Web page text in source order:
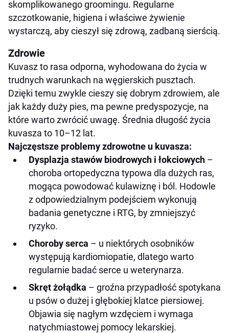
skomplikowanego groomingu. Regularne
szczotkowanie, higiena i właściwe żywienie
wystarczą, aby cieszył się zdrową, zadbaną sierścią.
Zdrowie
Kuvasz to rasa odporna, wyhodowana do życia w
trudnych warunkach na węgierskich pusztach.
Dzięki temu zwykle cieszy się dobrym zdrowiem, ale
jak każdy duży pies, ma pewne predyspozycje, na
które warto zwrócić uwagę. Średnia długość życia
kuvasza to 10–12 lat.
Najczęstsze problemy zdrowotne u kuvasza:
Dysplazja stawów biodrowych i łokciowych –
choroba ortopedyczna typowa dla dużych ras,
mogąca powodować kulawiznę i ból. Hodowle
z odpowiedzialnym podejściem wykonują
badania genetyczne i RTG, by zmniejszyć
ryzyko.
Choroby serca – u niektórych osobników
występują kardiomiopatie, dlatego warto
regularnie badać serce u weterynarza.
Skręt żołądka – groźna przypadłość spotykana
u psów o dużej i głębokiej klatce piersiowej.
Objawia się nagłym wzdęciem i wymaga
natychmiastowej pomocy lekarskiej.